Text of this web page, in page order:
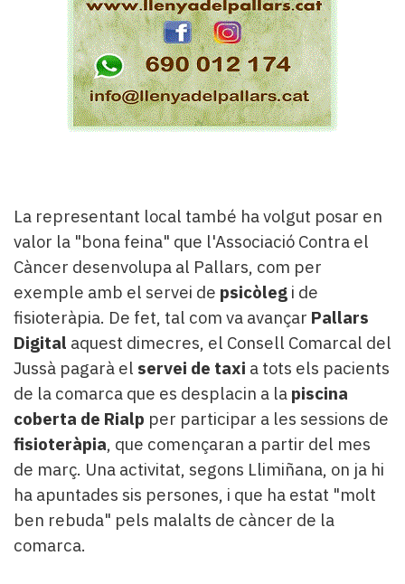
La representant local també ha volgut posar en
valor la "bona feina" que l'Associació Contra el
Càncer desenvolupa al Pallars, com per
exemple amb el servei de psicòleg i de
fisioteràpia. De fet, tal com va avançar Pallars
Digital aquest dimecres, el Consell Comarcal del
Jussà pagarà el servei de taxi a tots els pacients
de la comarca que es desplacin a la piscina
coberta de Rialp per participar a les sessions de
fisioteràpia, que començaran a partir del mes
de març. Una activitat, segons Llimiñana, on ja hi
ha apuntades sis persones, i que ha estat "molt
ben rebuda" pels malalts de càncer de la
comarca.